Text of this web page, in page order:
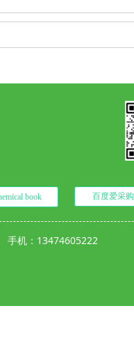
手机：13474605222
百度爱采购
book